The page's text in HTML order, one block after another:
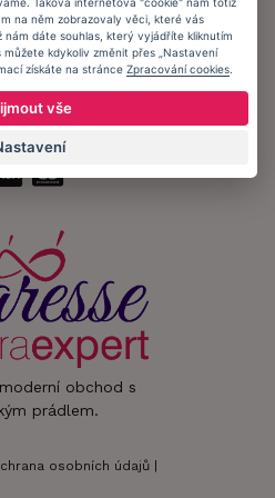
obchod s
prádlem.
osobních údajů |
v kontaktu.
na něm zobrazovaly věci, které vás
dáte souhlas, který vyjádříte kliknutím
můžete kdykoliv změnit přes „Nastavení
získáte na stránce Zpracování cookies
vše